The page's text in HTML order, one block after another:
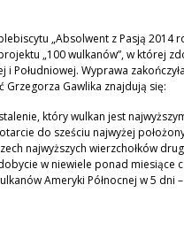
„Absolwent z Pasją 2014
„100 wulkanów”, w której
i Południowej. Wyprawa
Grzegorza Gawlika znajdują się:
który wulkan jest
do sześciu najwyżej
najwyższych wierzchołków
w niewiele ponad miesiące
Ameryki Północnej w 5 dni